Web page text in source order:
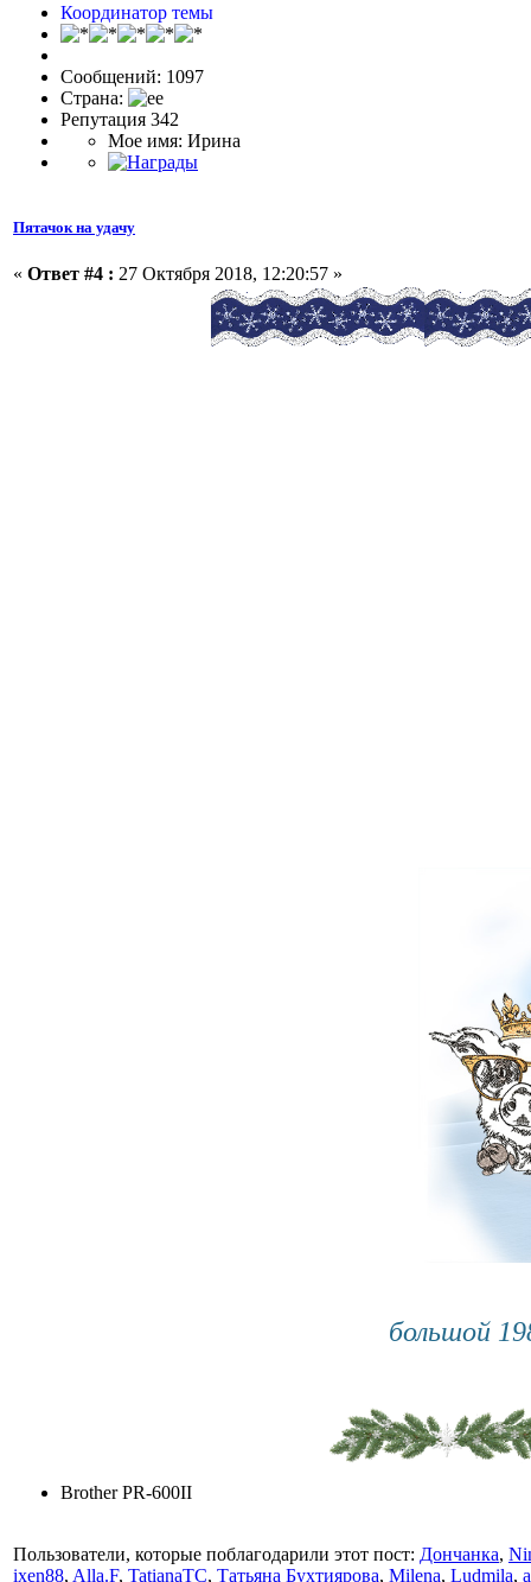
Координатор темы
Сообщений: 1097
Страна:
Репутация 342
Мое имя: Ирина
Пятачок на удачу
« Ответ #4 : 27 Октября 2018, 12:20:57 »
большой
Brother PR-600II
Пользователи, которые поблагодарили этот пост: Дончанка,
ixen88, Alla.F, TatianaTC, Татьяна Бухтиярова, Milena, Ludmila,